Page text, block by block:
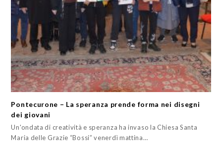
Pontecurone – La speranza prende forma nei disegni
dei giovani
Un'ondata di creatività e speranza ha invaso la Chiesa Santa
Maria delle Grazie “Bossi” venerdì mattina…